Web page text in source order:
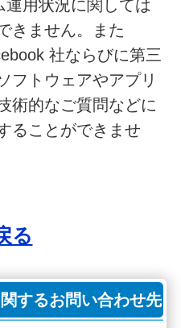
運用状況に関しては
きません。また
社ならびに第三
フトウェアやアプリ
術的なご質問などに
ることができませ
る
するお問い合わせ先